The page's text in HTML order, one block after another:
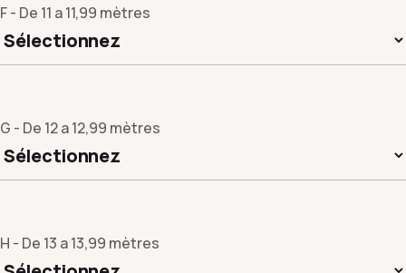
F - De 11 a 11,99 mètres
G - De 12 a 12,99 mètres
H - De 13 a 13,99 mètres